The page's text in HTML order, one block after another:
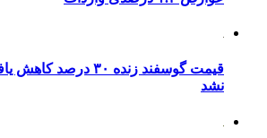
قیمت گوسفند زنده ۳۰
نشد